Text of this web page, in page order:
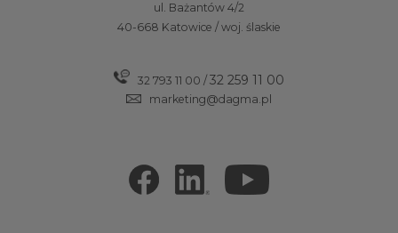
ul. Bażantów 4/2
40-668 Katowice / woj. ślaskie
32 793 11 00 / 32 259 11 00
marketing@dagma.pl